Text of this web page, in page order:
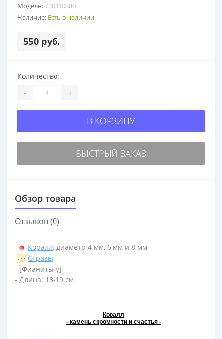
Модель:730410380
Наличие: Есть в наличии
550 руб.
Количество:
- +
В КОРЗИНУ
БЫСТРЫЙ ЗАКАЗ
Обзор товара
Отзывов (0)
- Коралл: диаметр 4 мм, 6 мм и 8 мм
-
Стразы
- [Фианиты-у]
- Длина: 18-19 см
Коралл
- камень скромности и счастья -